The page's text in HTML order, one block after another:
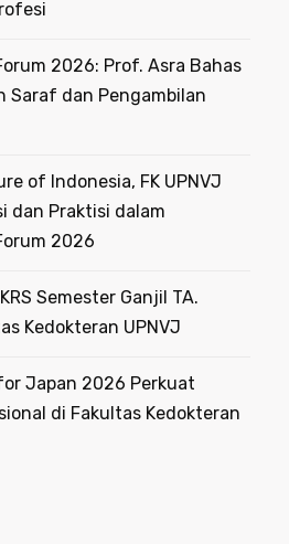
2026: Prof. Asra Bahas
Saraf dan Pengambilan
of Indonesia, FK UPNVJ
dan Praktisi dalam
2026
Semester Ganjil TA.
Kedokteran UPNVJ
Japan 2026 Perkuat
di Fakultas Kedokteran